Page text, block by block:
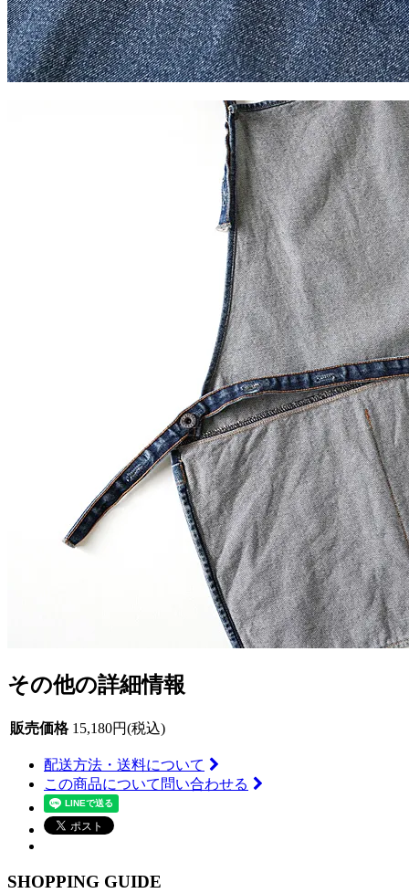
その他の詳細情報
販売価格 15,180円(税込)
配送方法・送料について
この商品について問い合わせる
SHOPPING GUIDE